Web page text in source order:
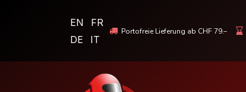
EN
FR
DE
IT
Portofreie Lieferung ab CHF 79.–